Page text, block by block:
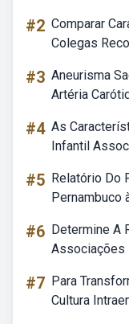
#2 Comparar
Colegas
#3 Aneurisma
Artéria
#4 As
Infantil
#5 Relatório Do
Pernambuco
#6 Determine A
Associações
#7 Para
Cultura